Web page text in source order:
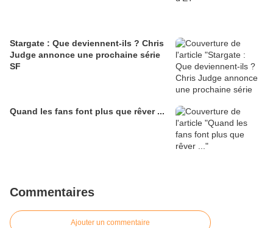
Stargate : Que deviennent-ils ? Chris
Judge annonce une prochaine série
SF
Quand les fans font plus que rêver ...
Commentaires
Ajouter un commentaire